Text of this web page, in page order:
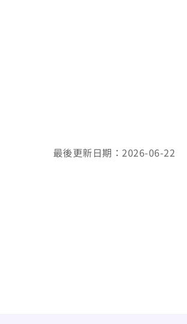
最後更新日期：2026-06-22